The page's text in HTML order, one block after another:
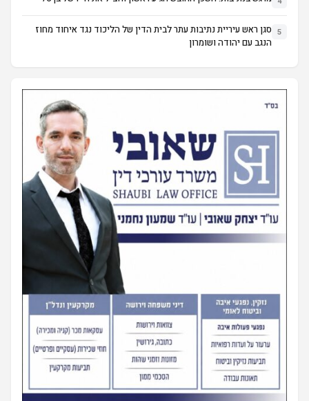
5 סגן ראש עיריית נתיבות עתר לבית הדין של הליכוד נגד איחוד מחוז
הנגב עם יהודה ושומרון